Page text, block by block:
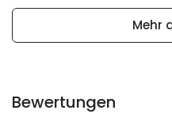
Mehr
Bewertungen